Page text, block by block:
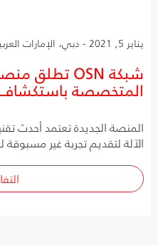
يناير 5, 2021 - دبي، الإمارات العربية المتحدة
المتخصصة
المنصة الجديدة تعتمد أحدث
الآلة لتقديم تجربة غير